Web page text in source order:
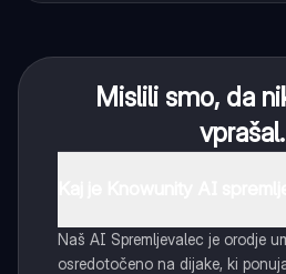
Mislili smo, da
Naš AI Spremljevalec je orodje
osredotočeno na dijake, ki